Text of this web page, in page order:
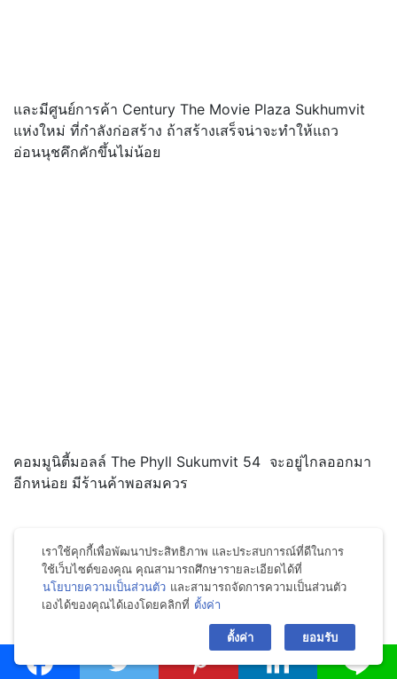
และมีศูนย์การค้า Century The Movie Plaza Sukhumvit
แห่งใหม่ ที่กำลังก่อสร้าง ถ้าสร้างเสร็จน่าจะทำให้แถว
อ่อนนุชคึกคักขึ้นไม่น้อย
คอมมูนิตี้มอลล์ The Phyll Sukumvit 54 จะอยู่ไกลออกมา
อีกหน่อย มีร้านค้าพอสมควร
เราใช้คุกกี้เพื่อพัฒนาประสิทธิภาพ และประสบการณ์ที่ดีในการ
ใช้เว็บไซต์ของคุณ คุณสามารถศึกษารายละเอียดได้ที่
นโยบายความเป็นส่วนตัว และสามารถจัดการความเป็นส่วนตัว
เองได้ของคุณได้เองโดยคลิกที่ ตั้งค่า
ตั้งค่า ยอมรับ